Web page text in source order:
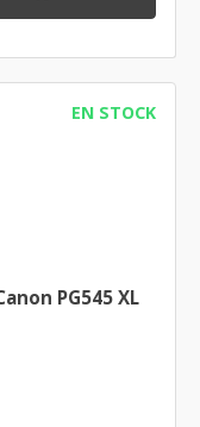
EN STOCK
PG545 XL